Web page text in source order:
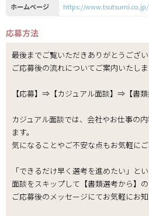
ホームページ
https://www.tsutsumi.co.jp/
応募方法
最後までご覧いただきありがとうござい
ご応募後の流れについてご案内いたしま
【応募】⇒【カジュアル面談】⇒【書
カジュアル面談では、会社やお仕事の
ます。
気になることやご不安な点もお気軽に
「できるだけ早く選考を進めたい」とい
面談をスキップして【書類選考から】の
ご応募後のメッセージにてお気軽にお